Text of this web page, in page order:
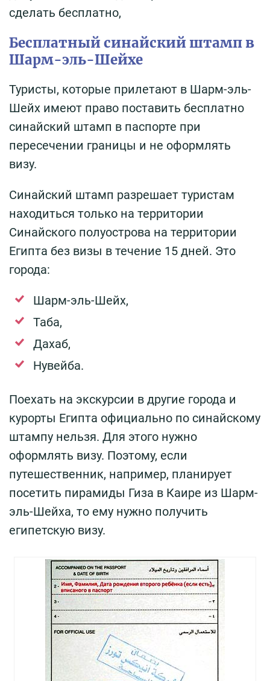
сделать бесплатно,
Бесплатный синайский штамп в
Шарм-эль-Шейхе
Туристы, которые прилетают в Шарм-эль-
Шейх имеют право поставить бесплатно
синайский штамп в паспорте при
пересечении границы и не оформлять
визу.
Синайский штамп разрешает туристам
находиться только на территории
Синайского полуострова на территории
Египта без визы в течение 15 дней. Это
города:
Шарм-эль-Шейх,
Таба,
Дахаб,
Нувейба.
Поехать на экскурсии в другие города и
курорты Египта официально по синайскому
штампу нельзя. Для этого нужно
оформлять визу. Поэтому, если
путешественник, например, планирует
посетить пирамиды Гиза в Каире из Шарм-
эль-Шейха, то ему нужно получить
египетскую визу.